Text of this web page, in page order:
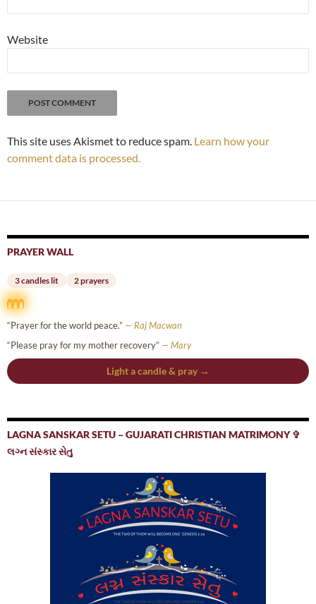
Website
This site uses Akismet to reduce spam. Learn how your
comment data is processed.
PRAYER WALL
3 candles lit 2 prayers
“Prayer for the world peace.” — Raj Macwan
“Please pray for my mother recovery” — Mary
Light a candle & pray →
LAGNA SANSKAR SETU – GUJARATI CHRISTIAN MATRIMONY ✞
લગ્ન સંસ્કાર સેતુ